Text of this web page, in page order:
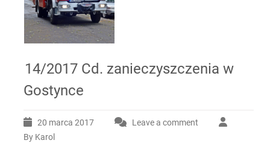
14/2017 Cd. zanieczyszczenia w
Gostynce
20 marca 2017
Leave a comment
By Karol